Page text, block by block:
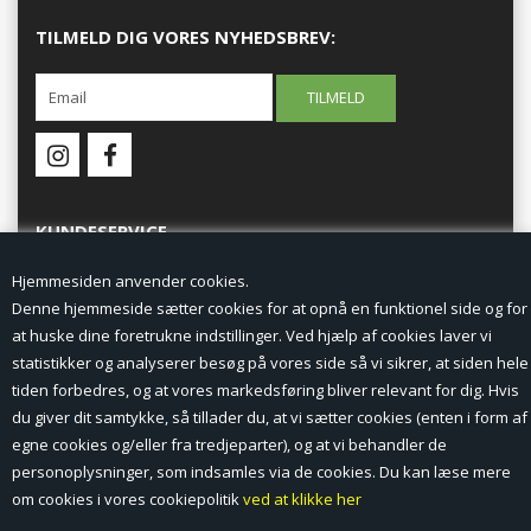
Hjemmesiden anvender cookies.
Denne hjemmeside sætter cookies for at opnå en funktionel side og for
at huske dine foretrukne indstillinger. Ved hjælp af cookies laver vi
statistikker og analyserer besøg på vores side så vi sikrer, at siden hele
tiden forbedres, og at vores markedsføring bliver relevant for dig. Hvis
du giver dit samtykke, så tillader du, at vi sætter cookies (enten i form af
egne cookies og/eller fra tredjeparter), og at vi behandler de
personoplysninger, som indsamles via de cookies. Du kan læse mere
om cookies i vores cookiepolitikved at klikke her
TILMELD DIG VORES NYHEDSBREV:
KUNDESERVICE
Forside
Min Konto
Nyheder
Vilkår og betingelser
Profil